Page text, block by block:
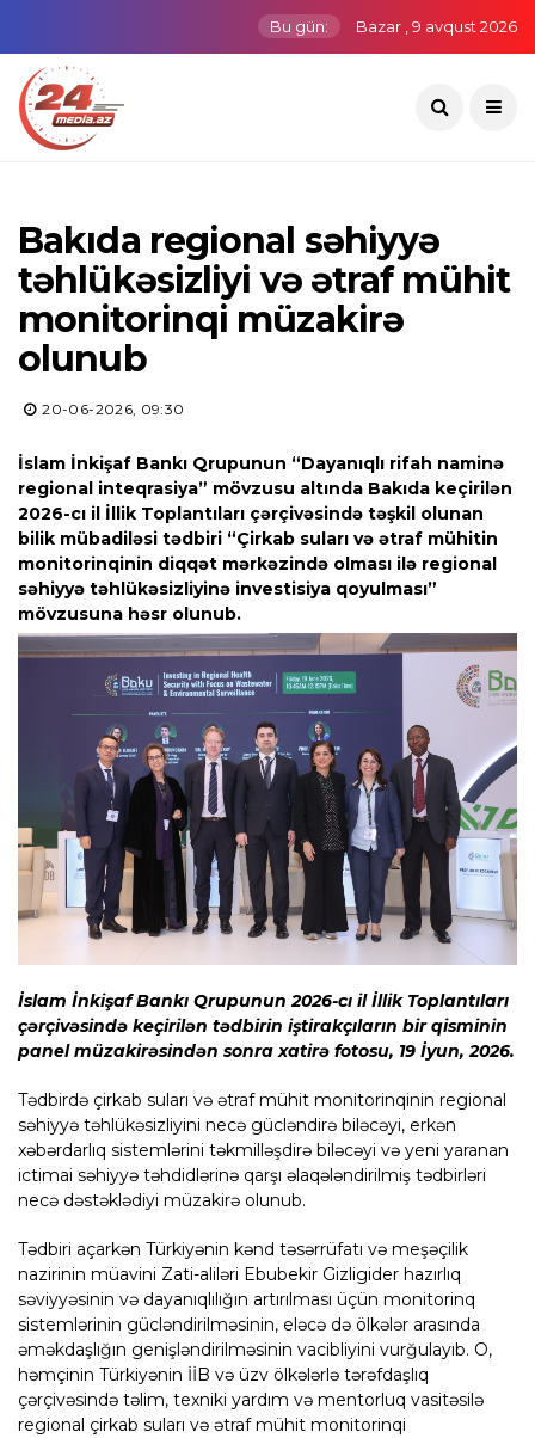
Bu gün: Bazar , 9 avqust 2026
Bakıda regional səhiyyə
təhlükəsizliyi və ətraf mühit
monitorinqi müzakirə
olunub
20-06-2026, 09:30
İslam İnkişaf Bankı Qrupunun “Dayanıqlı rifah naminə
regional inteqrasiya” mövzusu altında Bakıda keçirilən
2026-cı il İllik Toplantıları çərçivəsində təşkil olunan
bilik mübadiləsi tədbiri “Çirkab suları və ətraf mühitin
monitorinqinin diqqət mərkəzində olması ilə regional
səhiyyə təhlükəsizliyinə investisiya qoyulması”
mövzusuna həsr olunub.
İslam İnkişaf Bankı Qrupunun 2026-cı il İllik Toplantıları
çərçivəsində keçirilən tədbirin iştirakçıların bir qisminin
panel müzakirəsindən sonra xatirə fotosu, 19 İyun, 2026.
Tədbirdə çirkab suları və ətraf mühit monitorinqinin regional
səhiyyə təhlükəsizliyini necə gücləndirə biləcəyi, erkən
xəbərdarlıq sistemlərini təkmilləşdirə biləcəyi və yeni yaranan
ictimai səhiyyə təhdidlərinə qarşı əlaqələndirilmiş tədbirləri
necə dəstəklədiyi müzakirə olunub.
Tədbiri açarkən Türkiyənin kənd təsərrüfatı və meşəçilik
nazirinin müavini Zati-aliləri Ebubekir Gizligider hazırlıq
səviyyəsinin və dayanıqlılığın artırılması üçün monitorinq
sistemlərinin gücləndirilməsinin, eləcə də ölkələr arasında
əməkdaşlığın genişləndirilməsinin vacibliyini vurğulayıb. O,
həmçinin Türkiyənin İİB və üzv ölkələrlə tərəfdaşlıq
çərçivəsində təlim, texniki yardım və mentorluq vasitəsilə
regional çirkab suları və ətraf mühit monitorinqi